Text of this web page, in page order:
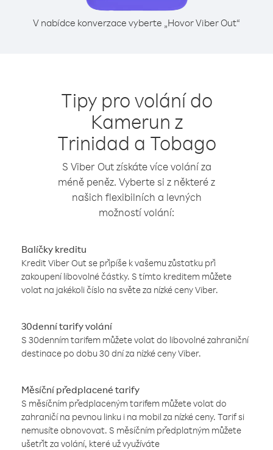
V nabídce konverzace vyberte „Hovor Viber Out“
Tipy pro volání do
Kamerun z
Trinidad a Tobago
S Viber Out získáte více volání za
méně peněz. Vyberte si z některé z
našich flexibilních a levných
možností volání:
Balíčky kreditu
Kredit Viber Out se připíše k vašemu zůstatku při
zakoupení libovolné částky. S tímto kreditem můžete
volat na jakékoli číslo na světe za nízké ceny Viber.
30denní tarify volání
S 30denním tarifem můžete volat do libovolné zahraniční
destinace po dobu 30 dní za nízké ceny Viber.
Měsíční předplacené tarify
S měsíčním předplaceným tarifem můžete volat do
zahraničí na pevnou linku i na mobil za nízké ceny. Tarif si
nemusíte obnovovat. S měsíčním předplatným můžete
ušetřit za volání, které už využíváte